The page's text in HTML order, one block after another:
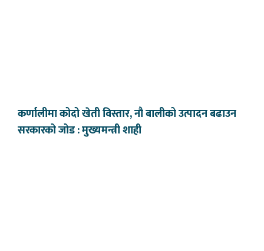
कर्णालीमा कोदो खेती विस्तार, नौ बालीको उत्पादन बढाउन
सरकारको जोड : मुख्यमन्त्री शाही